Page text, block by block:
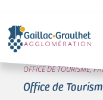
OFFICE DE TOURISME,
Office de